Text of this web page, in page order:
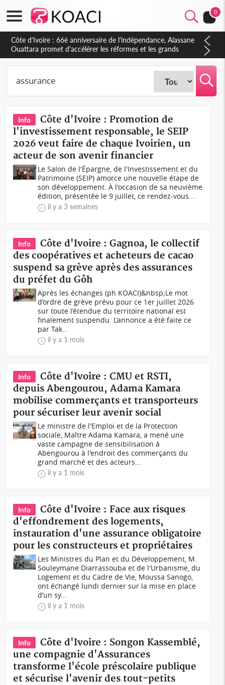
0
Côte d'Ivoire : À Abidjan, Amadou Oury Bah admire le modèle
ivoirien et veut s'en inspirer pour accélérer le développement
de la Guinée
Info
Côte d'Ivoire : Promotion de
l'investissement responsable, le SEIP
2026 veut faire de chaque Ivoirien, un
acteur de son avenir financier
Le Salon de l'Épargne, de l'Investissement et du
Patrimoine (SEIP) amorce une nouvelle étape de
son développement. À l'occasion de sa neuvième
édition, présentée le 9 juillet, ce rendez-vous...
il y a 3 semaines
Info
Côte d'Ivoire : Gagnoa, le collectif
des coopératives et acheteurs de cacao
suspend sa grève après des assurances
du préfet du Gôh
Après les échanges (ph KOACI)&nbsp;Le mot
d’ordre de grève prévu pour ce 1er juillet 2026
sur toute l’étendue du territoire national est
finalement suspendu. L’annonce a été faite ce
par Tak...
il y a 1 mois
Info
Côte d'Ivoire : CMU et RSTI,
depuis Abengourou, Adama Kamara
mobilise commerçants et transporteurs
pour sécuriser leur avenir social
Le ministre de l'Emploi et de la Protection
sociale, Maître Adama Kamara, a mené une
vaste campagne de sensibilisation à
Abengourou à l'endroit des commerçants du
grand marché et des acteurs...
il y a 1 mois
Info
Côte d'Ivoire : Face aux risques
d'effondrement des logements,
instauration d'une assurance obligatoire
pour les constructeurs et propriétaires
Les Ministres du Plan et du Développement, M.
Souleymane Diarrassouba et de l'Urbanisme, du
Logement et du Cadre de Vie, Moussa Sanogo,
ont échangé lundi dernier sur la mise en place
d’un sy...
il y a 1 mois
Info
Côte d'Ivoire : Songon Kassemblé,
une compagnie d'Assurances
transforme l'école préscolaire publique
et sécurise l'avenir des tout-petits